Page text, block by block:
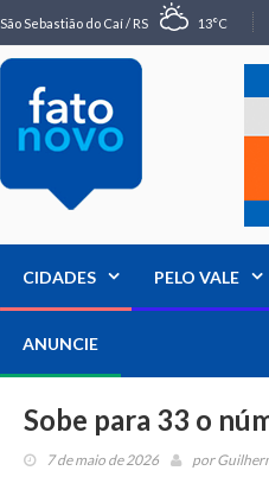
São Sebastião do Caí / RS 13°C
CIDADES PELO VALE
ANUNCIE
Sobe para 33 o
7 de maio de 2026 por